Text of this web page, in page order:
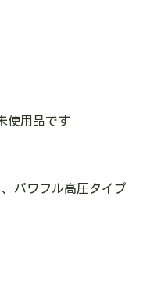
使用品です
パワフル高圧タイプ